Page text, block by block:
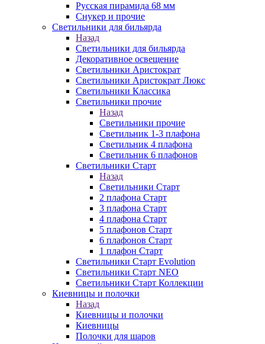
Русская пирамида 68 мм
Снукер и прочие
Светильники для бильярда
Назад
Светильники для бильярда
Декоративное освещение
Светильники Аристократ
Светильники Аристократ Люкс
Светильники Классика
Светильники прочие
Назад
Светильники прочие
Светильник 1-3 плафона
Светильник 4 плафона
Светильник 6 плафонов
Светильники Старт
Назад
Светильники Старт
2 плафона Старт
3 плафона Старт
4 плафона Старт
5 плафонов Старт
6 плафонов Старт
1 плафон Старт
Светильники Старт Evolution
Светильники Старт NEO
Светильники Старт Коллекции
Киевницы и полочки
Назад
Киевницы и полочки
Киевницы
Полочки для шаров